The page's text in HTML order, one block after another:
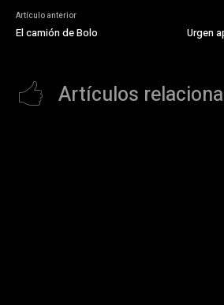
Artículo anterior
El camión de Bolo
Urgen
Artículos